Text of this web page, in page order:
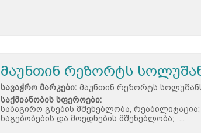
მაუნთინ რეზორტს
სავაჭრო მარკები: მაუნთინ რეზორტს
საქმიანობის სფეროები:
საბაგირო გზების მშენებლობა, რეაბილიტაცია;
ნაგებობების და მოედნების მშენებლობა;